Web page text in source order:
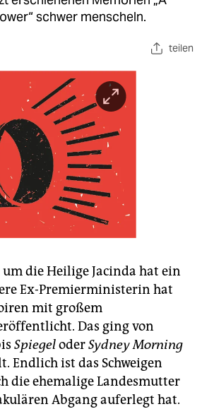
schwer menscheln.
teilen
um die Heilige Jacinda hat ein
Ex-Premierministerin hat
mit großem
Das ging von
SpiegeloderSydney Morning
Endlich ist das Schweigen
die ehemalige Landesmutter
Abgang auferlegt hat.